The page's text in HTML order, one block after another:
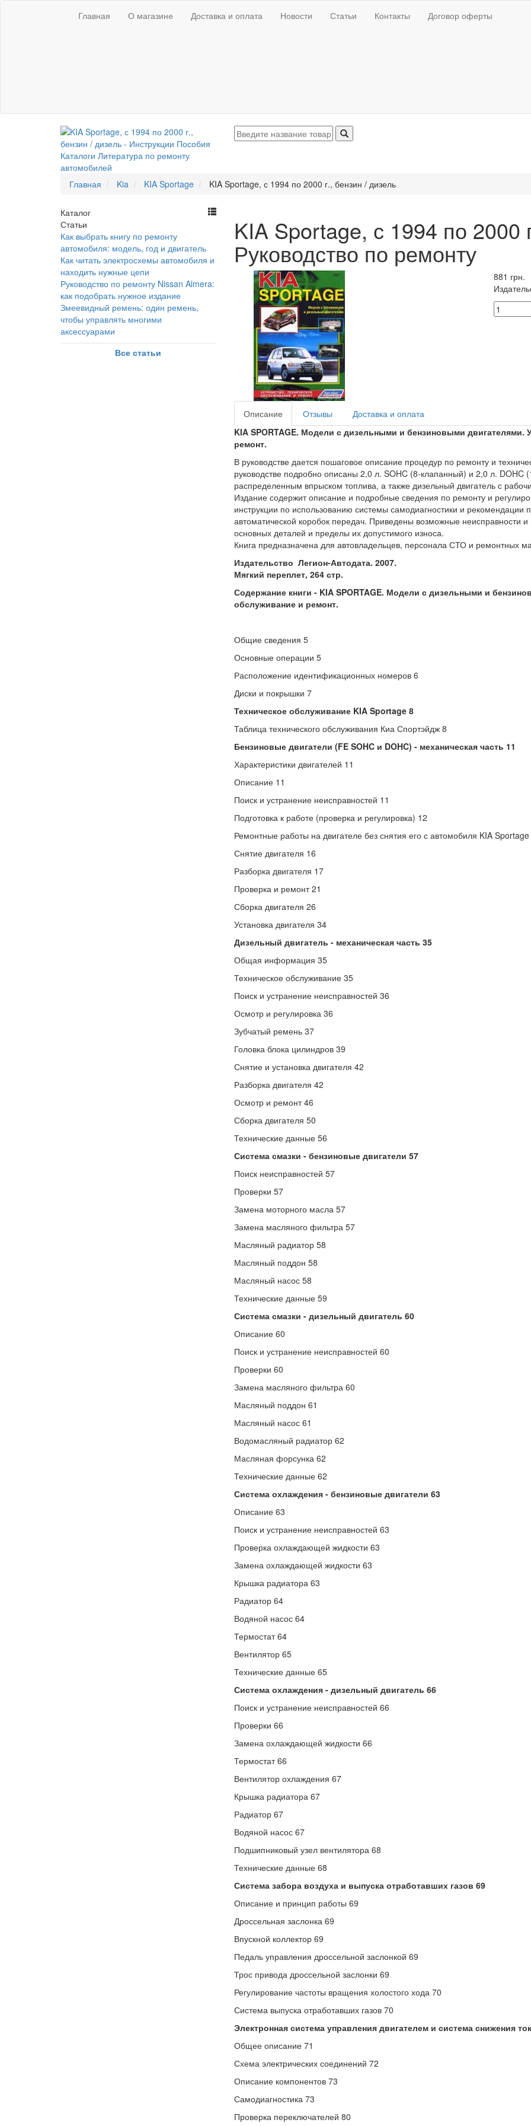
Главная О магазине Доставка и оплата Новости Статьи Контакты Договор оферты
Главная Kia KIA Sportage KIA Sportage, с 1994 по 2000 г., бензин / дизель
Каталог
Статьи
Как выбрать книгу по ремонту
автомобиля: модель, год и двигатель
Как читать электросхемы автомобиля и
находить нужные цепи
Руководство по ремонту Nissan Almera:
как подобрать нужное издание
Змеевидный ремень: один ремень,
чтобы управлять многими
аксессуарами
Все статьи
KIA Sportage, с 1994 по 2000
Руководство по ремонту
881 грн.
Описание Отзывы
Доставка и оплата
KIA SPORTAGE. Модели с дизельными и бензиновыми двигателями.
ремонт.
В руководстве дается пошаговое описание процедур по ремонту и
руководстве подробно описаны 2,0 л. SOHC (8-клапанный) и 2,0 л. DOHC
распределенным впрыском топлива, а также дизельный двигатель с
Издание содержит описание и подробные сведения по ремонту и
инструкции по использованию системы самодиагностики и рекомендации
автоматической коробок передач. Приведены возможные неисправности
основных деталей и пределы их допустимого износа.
Книга предназначена для автовладельцев, персонала СТО и ремонтных
Издательство Легион-Автодата. 2007.
Мягкий переплет, 264 стр.
Содержание книги - KIA SPORTAGE. Модели с дизельными и
обслуживание и ремонт.
Общие сведения 5
Основные операции 5
Расположение идентификационных номеров 6
Диски и покрышки 7
Техническое обслуживание KIA Sportage 8
Таблица технического обслуживания Киа Спортэйдж 8
Бензиновые двигатели (FE SOHC и DOHC) - механическая часть 11
Характеристики двигателей 11
Описание 11
Поиск и устранение неисправностей 11
Подготовка к работе (проверка и регулировка) 12
Ремонтные работы на двигателе без снятия его с автомобиля KIA
Снятие двигателя 16
Разборка двигателя 17
Проверка и ремонт 21
Сборка двигателя 26
Установка двигателя 34
Дизельный двигатель - механическая часть 35
Общая информация 35
Техническое обслуживание 35
Поиск и устранение неисправностей 36
Осмотр и регулировка 36
Зубчатый ремень 37
Головка блока цилиндров 39
Снятие и установка двигателя 42
Разборка двигателя 42
Осмотр и ремонт 46
Сборка двигателя 50
Технические данные 56
Система смазки - бензиновые двигатели 57
Поиск неисправностей 57
Проверки 57
Замена моторного масла 57
Замена масляного фильтра 57
Масляный радиатор 58
Масляный поддон 58
Масляный насос 58
Технические данные 59
Система смазки - дизельный двигатель 60
Описание 60
Поиск и устранение неисправностей 60
Проверки 60
Замена масляного фильтра 60
Масляный поддон 61
Масляный насос 61
Водомасляный радиатор 62
Масляная форсунка 62
Технические данные 62
Система охлаждения - бензиновые двигатели 63
Описание 63
Поиск и устранение неисправностей 63
Проверка охлаждающей жидкости 63
Замена охлаждающей жидкости 63
Крышка радиатора 63
Радиатор 64
Водяной насос 64
Термостат 64
Вентилятор 65
Технические данные 65
Система охлаждения - дизельный двигатель 66
Поиск и устранение неисправностей 66
Проверки 66
Замена охлаждающей жидкости 66
Термостат 66
Вентилятор охлаждения 67
Крышка радиатора 67
Радиатор 67
Водяной насос 67
Подшипниковый узел вентилятора 68
Технические данные 68
Система забора воздуха и выпуска отработавших газов 69
Описание и принцип работы 69
Дроссельная заслонка 69
Впускной коллектор 69
Педаль управления дроссельной заслонкой 69
Трос привода дроссельной заслонки 69
Регулирование частоты вращения холостого хода 70
Система выпуска отработавших газов 70
Электронная система управления двигателем и система снижения
Общее описание 71
Схема электрических соединений 72
Описание компонентов 73
Самодиагностика 73
Проверка переключателей 80